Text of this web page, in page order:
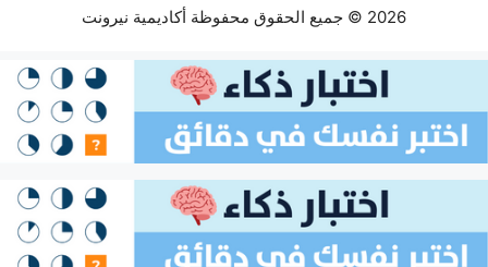
2026 © جميع الحقوق محفوظة أكاديمية نيرونت